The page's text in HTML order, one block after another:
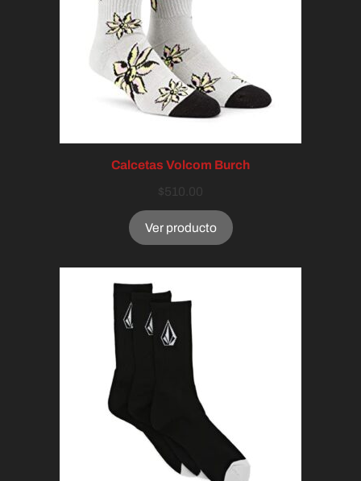
Calcetas Volcom Burch
$510.00
Ver producto